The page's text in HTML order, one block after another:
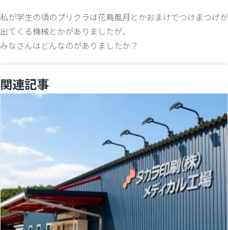
私が学生の頃のプリクラは花鳥風月とかおまけでつけまつげが
出てくる機械とかがありましたが、
みなさんはどんなのがありましたか？
関連記事